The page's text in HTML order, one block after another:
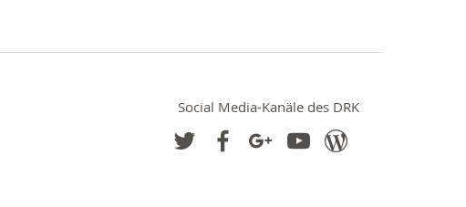
Social Media-Kanäle des DRK